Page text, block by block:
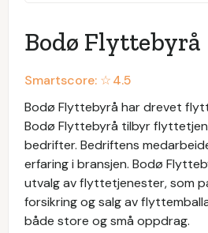
Bodø Flyttebyrå
Smartscore: ☆4.5
Bodø Flyttebyrå har drevet
Bodø Flyttebyrå tilbyr
bedrifter. Bedriftens
erfaring i bransjen. Bodø
utvalg av flyttetjenester, som
forsikring og salg av
både store og små oppdrag.